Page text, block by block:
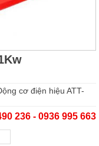
cơ điện hiệu ATT-
236 - 0936 995 663